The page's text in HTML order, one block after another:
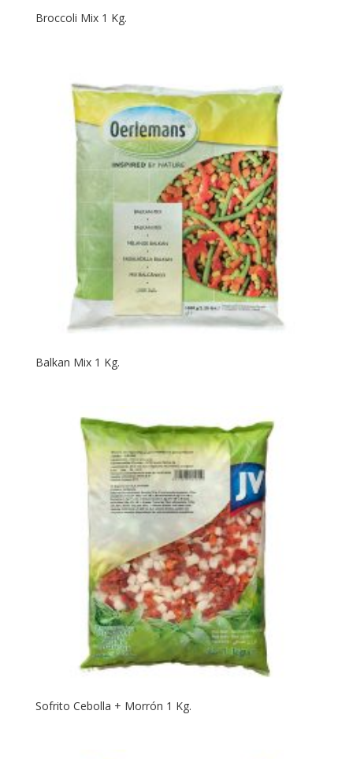
Broccoli Mix 1 Kg.
Balkan Mix 1 Kg.
Sofrito Cebolla + Morrón 1 Kg.